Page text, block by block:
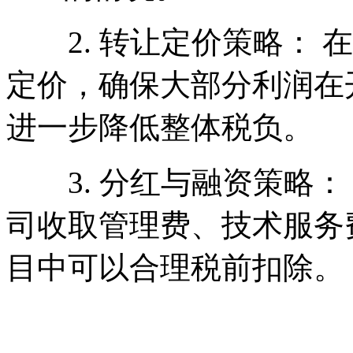
2. 转让定价策略： 在
定价，确保大部分利润
进一步降低整体税负。
3. 分红与融资策略：
司收取管理费、技术服
目中可以合理税前扣除。